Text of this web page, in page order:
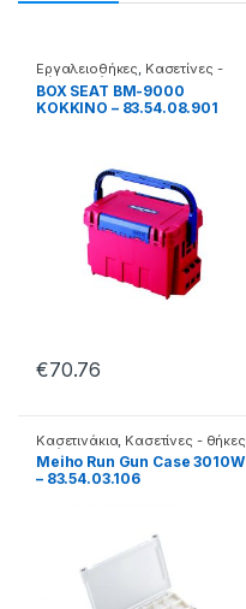
Εργαλειοθήκες, Κασετίνες -
θήκες - βάσεις
BOX SEAT BM-9000
ΚΟΚΚΙΝΟ – 83.54.08.901
€70.76
Κασετινάκια, Κασετίνες - θήκες
- βάσεις
Meiho Run Gun Case 3010W
– 83.54.03.106